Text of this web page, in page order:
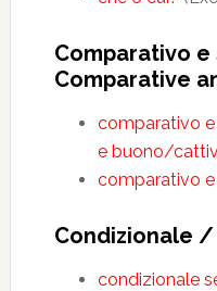
Comparativo
Comparative
comparativo
e buono/
comparativo
Condizionale
condizionale